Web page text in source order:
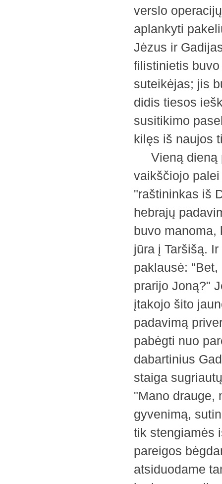
verslo
aplankyti
Jėzus ir
filistinietis
suteikėjas; jis
didis tiesos
susitikimo
kilęs iš naujos
Vieną dieną
vaikščiojo
"raštininkas iš
hebrajų
buvo manoma,
jūra į Taršišą.
paklausė:
prarijo Joną?"
įtakojo šito
padavimą
pabėgti nuo
dabartinius
staiga
"Mano drauge,
gyvenimą,
tik stengiamės
pareigos
atsiduodame